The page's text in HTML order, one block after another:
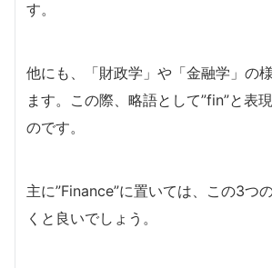
す。
他にも、「財政学」や「金融学」の
ます。この際、略語として”fin”と表
のです。
主に”Finance”に置いては、この3つ
くと良いでしょう。